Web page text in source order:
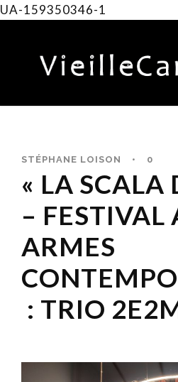
UA-159350346-1
STÉPHANE LOISON • 0
« LA SCALA
– FESTIVAL
ARMES
: TRIO